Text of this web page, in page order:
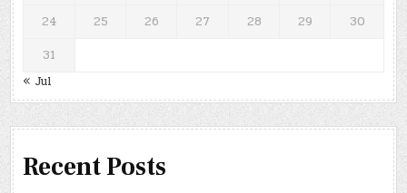
24
25 26 27 28 29
30
31
« Jul
Recent Posts